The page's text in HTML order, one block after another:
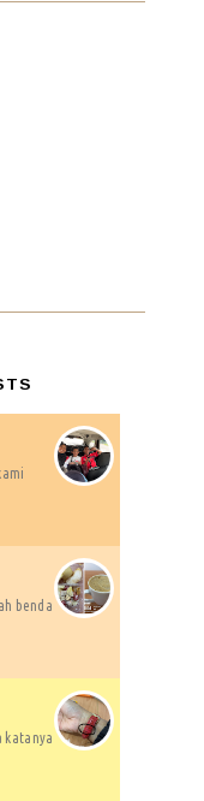
benda
katanya